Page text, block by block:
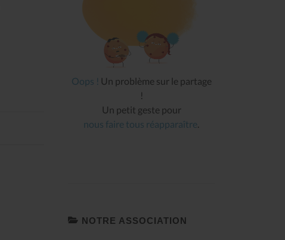
Oops ! Un problème sur le partage
!
Un petit geste pour
nous faire tous réapparaître.
NOTRE ASSOCIATION